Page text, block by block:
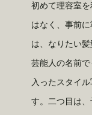
初めて理容室
はなく、事前
は、なりたい
芸能人の名前
入ったスタイ
す。二つ目は